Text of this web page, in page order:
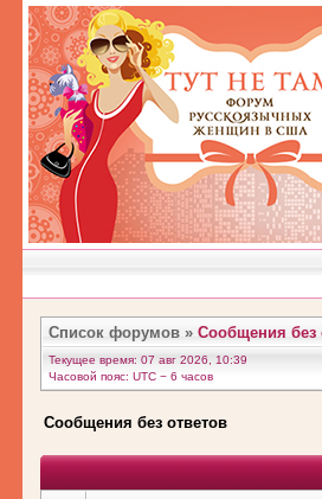
Список форумов » Сообщения без
Текущее время: 07 авг 2026, 10:39
Часовой пояс: UTC − 6 часов
Сообщения без ответов